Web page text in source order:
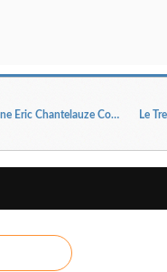
Les Dactylos de Murray Schisgal Mise en scène Eric Chantelauze Compagnie La Voix Des Plumes.